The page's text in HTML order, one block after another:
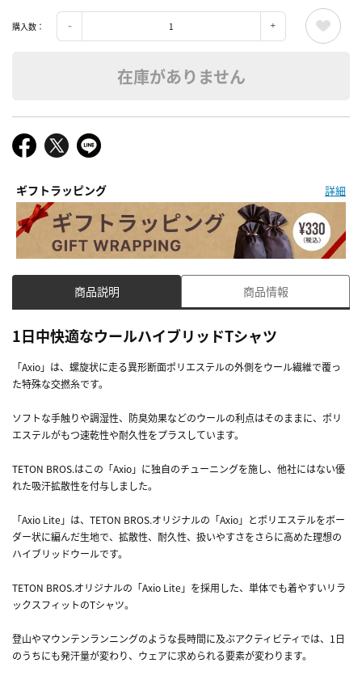
購入数：
在庫がありません
ギフトラッピング 詳細
商品説明 商品情報
1日中快適なウールハイブリッドTシャツ
「Axio」は、螺旋状に走る異形断面ポリエステルの外側をウール繊維で覆っ
た特殊な交撚糸です。
ソフトな手触りや調湿性、防臭効果などのウールの利点はそのままに、ポリ
エステルがもつ速乾性や耐久性をプラスしています。
TETON BROS.はこの「Axio」に独自のチューニングを施し、他社にはない優
れた吸汗拡散性を付与しました。
「Axio Lite」は、TETON BROS.オリジナルの「Axio」とポリエステルをボー
ダー状に編んだ生地で、拡散性、耐久性、扱いやすさをさらに高めた理想の
ハイブリッドウールです。
TETON BROS.オリジナルの「Axio Lite」を採用した、単体でも着やすいリラ
ックスフィットのTシャツ。
登山やマウンテンランニングのような長時間に及ぶアクティビティでは、1日
のうちにも発汗量が変わり、ウェアに求められる要素が変わります。